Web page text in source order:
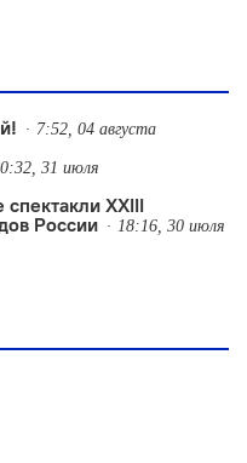
7:52, 04 августа
31 июля
XXIII
России
18:16, 30 июля